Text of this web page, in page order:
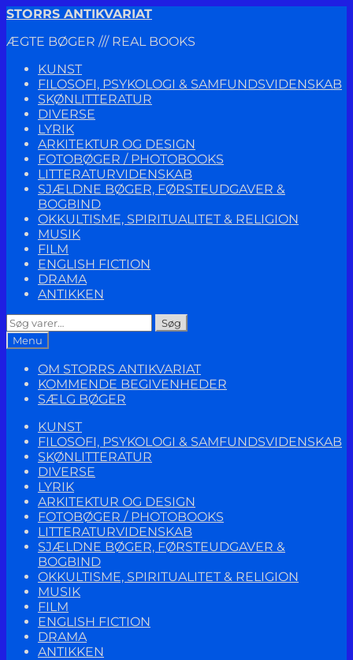
Spring
navigation
Spring
indhold
STORRS ANTIKVARIAT
ÆGTE BØGER /// REAL BOOKS
KUNST
FILOSOFI, PSYKOLOGI & SAMFUNDSVIDENSKAB
SKØNLITTERATUR
DIVERSE
LYRIK
ARKITEKTUR OG DESIGN
FOTOBØGER / PHOTOBOOKS
LITTERATURVIDENSKAB
SJÆLDNE BØGER, FØRSTEUDGAVER &
BOGBIND
OKKULTISME, SPIRITUALITET & RELIGION
MUSIK
FILM
ENGLISH FICTION
DRAMA
ANTIKKEN
Søg
efter:
Søg
Menu
OM STORRS ANTIKVARIAT
KOMMENDE BEGIVENHEDER
SÆLG BØGER
KUNST
FILOSOFI, PSYKOLOGI & SAMFUNDSVIDENSKAB
SKØNLITTERATUR
DIVERSE
LYRIK
ARKITEKTUR OG DESIGN
FOTOBØGER / PHOTOBOOKS
LITTERATURVIDENSKAB
SJÆLDNE BØGER, FØRSTEUDGAVER &
BOGBIND
OKKULTISME, SPIRITUALITET & RELIGION
MUSIK
FILM
ENGLISH FICTION
DRAMA
ANTIKKEN